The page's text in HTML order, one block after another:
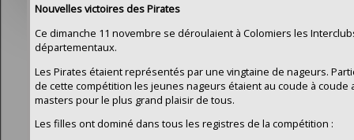
Nouvelles victoires des Pirates
Ce dimanche 11 novembre se déroulaient à Colomiers les
départementaux.
Les Pirates étaient représentés par une vingtaine de nageurs.
de cette compétition les jeunes nageurs étaient au coude à coude
masters pour le plus grand plaisir de tous.
Les filles ont dominé dans tous les registres de la compétition :